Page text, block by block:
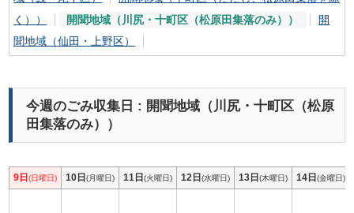
く））
開聞地域（川尻・十町区（松原田集落のみ））
開
聞地域（仙田・上野区）
今週のごみ収集日 : 開聞地域（川尻・十町区（松原
田集落のみ））
9日(日曜日) 10日(月曜日) 11日(火曜日) 12日(水曜日) 13日(木曜日) 14日(金曜日)